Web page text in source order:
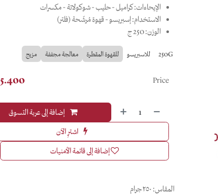
الإيحاءات: كراميل - حليب - شوكولاتة - مكسرات
الاستخدام: إسبريسو - قهوة مُرشّحة (فلتر)
الوزن: 250 ج
250G للاسبريسو للقهوة المقطرة معالجة مجففة مزيج
إضافة إلى عربة التسوق
اشترِ الآن
إضافة إلى قائمة الأمنيات
Price
5.400
المقاس: ٢٥٠ جرام